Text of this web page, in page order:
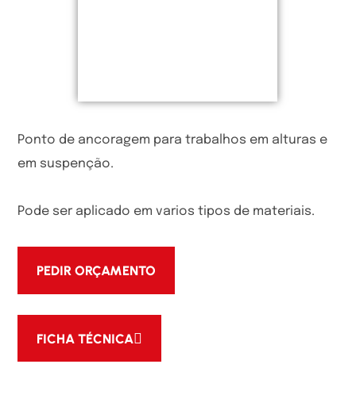
Ponto de ancoragem para trabalhos em alturas e
em suspenção.
Pode ser aplicado em varios tipos de materiais.
PEDIR ORÇAMENTO
FICHA TÉCNICA